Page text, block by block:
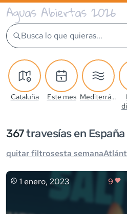
Aguas Abiertas 2026
Busca lo que quieras...
Cataluña Este mes Mediterráneo
367travesías en
quitar filtrosesta semana
1 enero, 2023 9